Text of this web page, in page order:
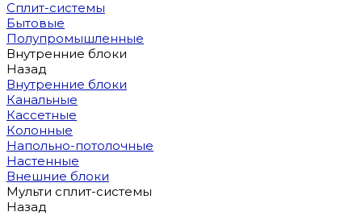
Сплит-системы
Бытовые
Полупромышленные
Внутренние блоки
Назад
Внутренние блоки
Канальные
Кассетные
Колонные
Напольно-потолочные
Настенные
Внешние блоки
Мульти сплит-системы
Назад